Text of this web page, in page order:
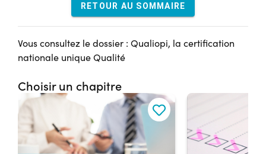
RETOUR AU SOMMAIRE
Vous consultez le dossier : Qualiopi, la certification
nationale unique Qualité
Choisir un chapitre